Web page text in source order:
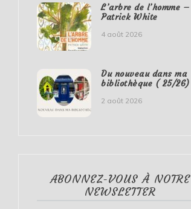
L’arbre de l’homme –
Patrick White
4 août 2026
Du nouveau dans ma
bibliothèque ( 25/26)
2 août 2026
ABONNEZ-VOUS À NOTRE
NEWSLETTER